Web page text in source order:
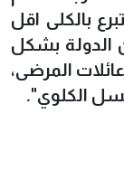
بالكلى اقل
الدولة بشكل
المرضى،
الكلوي".